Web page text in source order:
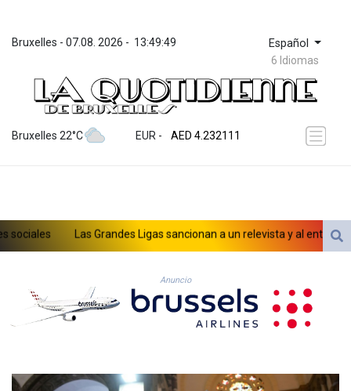
Bruxelles - 07.08. 2026 - 13:49:49 Español
6 Idiomas
Bruxelles 22°C EUR -
ZWL 371.065543
AED 4.232111
AFN 75.483338
ARS 1728.27314
AUD 1.637355
AZN 1.948129
BAM 1.956537
BBD 2.325376
BDT 142.913814
BMD 1.152379
Las Grandes Ligas sancionan a un relevista y al entrenador
Anuncio